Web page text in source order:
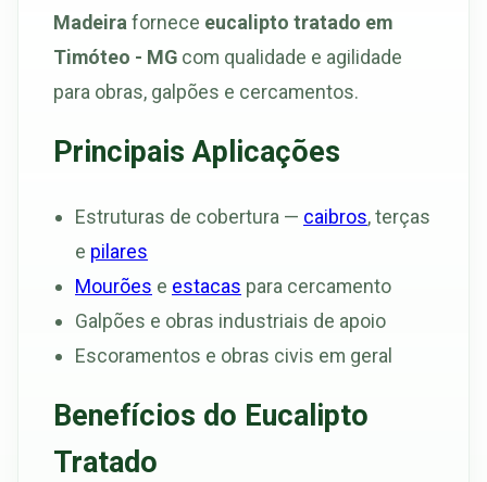
Madeira fornece eucalipto tratado em
Timóteo - MG com qualidade e agilidade
para obras, galpões e cercamentos.
Principais Aplicações
Estruturas de cobertura — caibros, terças
e pilares
Mourões e estacas para cercamento
Galpões e obras industriais de apoio
Escoramentos e obras civis em geral
Benefícios do Eucalipto
Tratado